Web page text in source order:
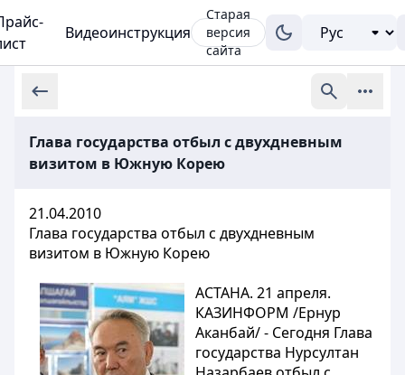
Видеоинструкция
Старая
версия
сайта
Глава государства отбыл с двухдневным
визитом в Южную Корею
21.04.2010
Глава государства отбыл с двухдневным
визитом в Южную Корею
АСТАНА. 21 апреля.
КАЗИНФОРМ /Ернур
Аканбай/ - Сегодня Глава
государства Нурсултан